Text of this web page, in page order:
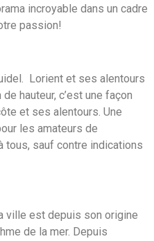
incroyable dans un cadre
passion!
Lorient et ses alentours
hauteur, c’est une façon
et ses alentours. Une
les amateurs de
sauf contre indications
ville est depuis son origine
de la mer. Depuis